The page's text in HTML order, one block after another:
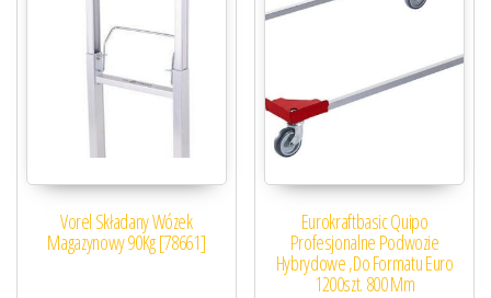
Vorel Składany Wózek
Magazynowy 90Kg [78661]
Eurokraftbasic Quipo
Profesjonalne Podwozie
Hybrydowe ,Do Formatu Euro
1200szt. 800 Mm